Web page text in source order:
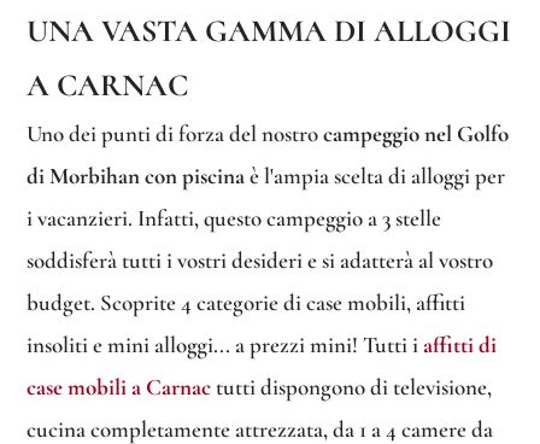
UNA VASTA GAMMA DI ALLOGGI
A CARNAC
Uno dei punti di forza del nostrocampeggio nel Golfo
di Morbihan con piscinaè l'ampia scelta di alloggi per
i vacanzieri. Infatti, questo campeggio a 3 stelle
soddisferà tutti i vostri desideri e si adatterà al vostro
budget. Scoprite 4 categorie di case mobili, affitti
insoliti e mini alloggi... a prezzi mini! Tutti iaffitti di
case mobili a Carnac tutti dispongono di televisione,
cucina completamente attrezzata, da 1 a 4 camere da